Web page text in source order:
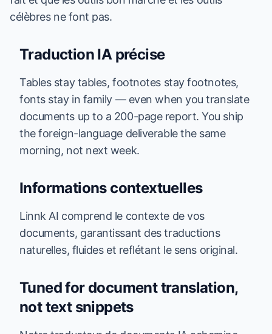
célèbres ne font pas.
Traduction IA précise
Tables stay tables, footnotes stay footnotes,
fonts stay in family — even when you translate
documents up to a 200-page report. You ship
the foreign-language deliverable the same
morning, not next week.
Informations contextuelles
Linnk AI comprend le contexte de vos
documents, garantissant des traductions
naturelles, fluides et reflétant le sens original.
Tuned for document translation,
not text snippets